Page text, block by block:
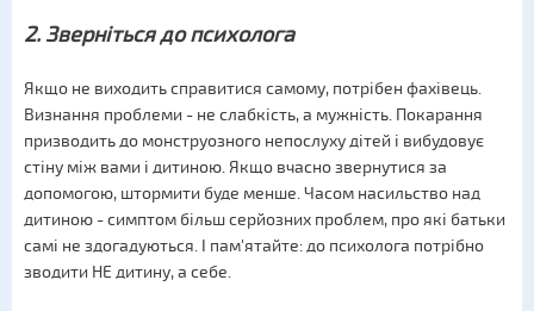
2. Зверніться до психолога
Якщо не виходить справитися самому, потрібен фахівець.
Визнання проблеми - не слабкість, а мужність. Покарання
призводить до монструозного непослуху дітей і вибудовує
стіну між вами і дитиною. Якщо вчасно звернутися за
допомогою, штормити буде менше. Часом насильство над
дитиною - симптом більш серйозних проблем, про які батьки
самі не здогадуються. І пам'ятайте: до психолога потрібно
зводити НЕ дитину, а себе.